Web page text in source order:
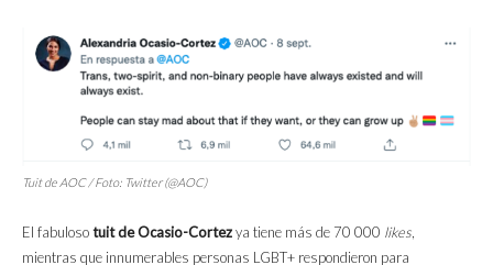
Tuit de AOC / Foto: Twitter (@AOC)
El fabulosotuit de Ocasio-Cortezya tiene más de 70 000 likes
mientras que innumerables personas LGBT+ respondieron para